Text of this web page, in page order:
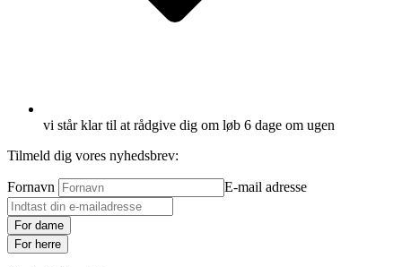
vi står klar til at rådgive dig om løb 6 dage om ugen
Tilmeld dig vores nyhedsbrev:
Fornavn E-mail adresse
For dame
For herre